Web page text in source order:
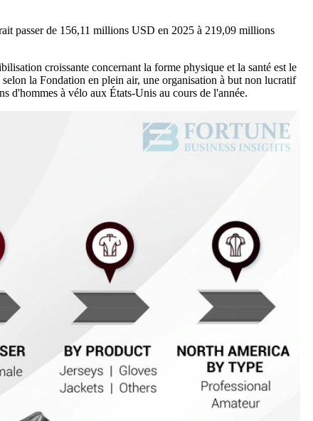
passer de 156,11 millions USD en 2025 à 219,09 millions
croissante concernant la forme physique et la santé est le
la Fondation en plein air, une organisation à but non lucratif
d'hommes à vélo aux États-Unis au cours de l'année.